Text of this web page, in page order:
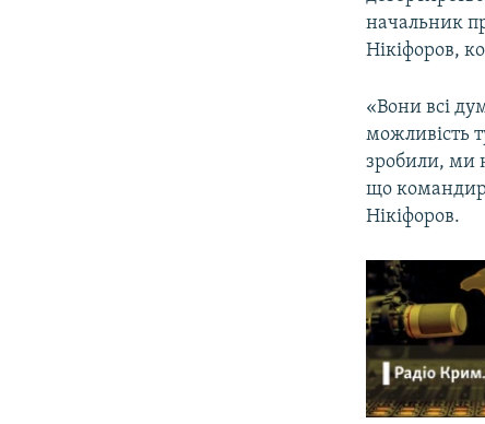
начальник
Нікіфоров,
«Вони всі
можливість
зробили, ми
що командир
Нікіфоров.